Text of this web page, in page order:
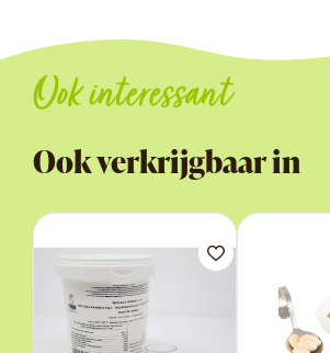
Ook interessant
Ook verkrijgbaar in